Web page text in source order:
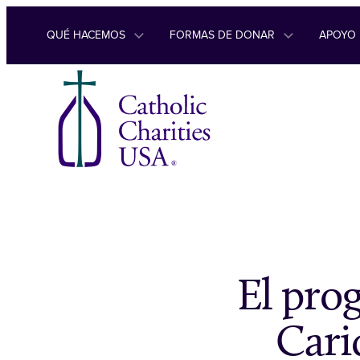
Ir al contenido
QUÉ HACEMOS FORMAS DE DONAR APOYO
El